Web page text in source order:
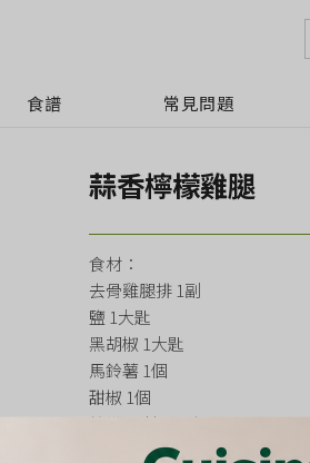
食譜 常見問題
蒜香檸檬雞腿
食材：
去骨雞腿排 1副
鹽 1大匙
黑胡椒 1大匙
馬鈴薯 1個
甜椒 1個
檸檬(切片) 1/2個
檸檬汁 1大匙